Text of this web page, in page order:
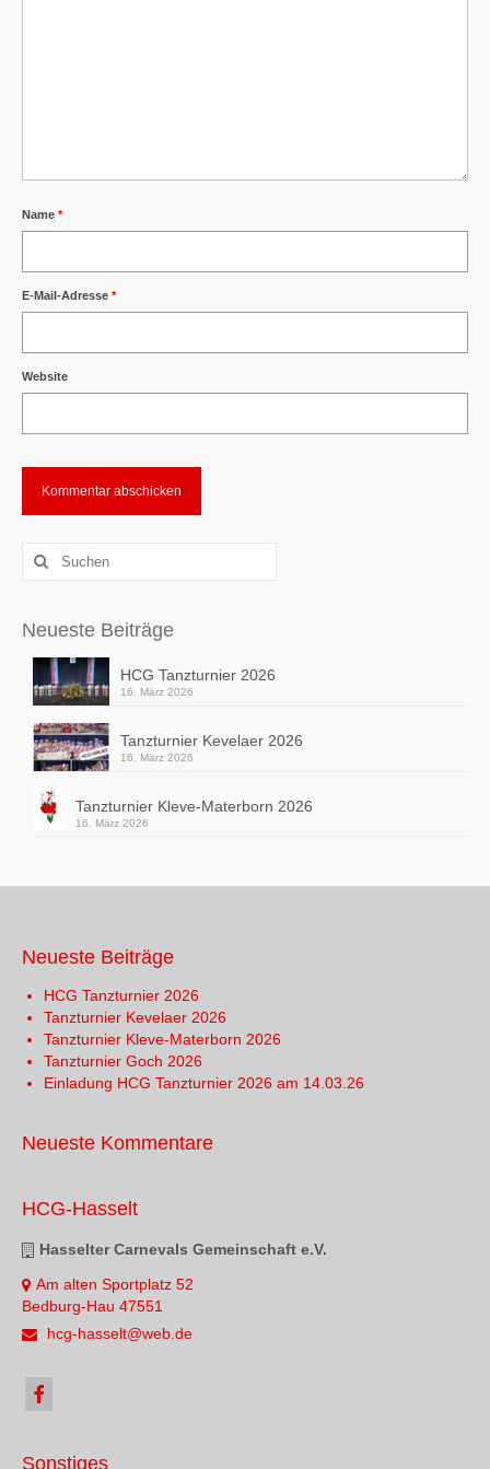
Name *
E-Mail-Adresse *
Website
Suchen
nach:
Neueste Beiträge
HCG Tanzturnier 2026
16. März 2026
Tanzturnier Kevelaer 2026
16. März 2026
Tanzturnier Kleve-Materborn 2026
16. März 2026
Neueste Beiträge
HCG Tanzturnier 2026
Tanzturnier Kevelaer 2026
Tanzturnier Kleve-Materborn 2026
Tanzturnier Goch 2026
Einladung HCG Tanzturnier 2026 am 14.03.26
Neueste Kommentare
HCG-Hasselt
Hasselter Carnevals Gemeinschaft e.V.
Am alten Sportplatz 52
Bedburg-Hau 47551
hcg-hasselt@web.de
Sonstiges